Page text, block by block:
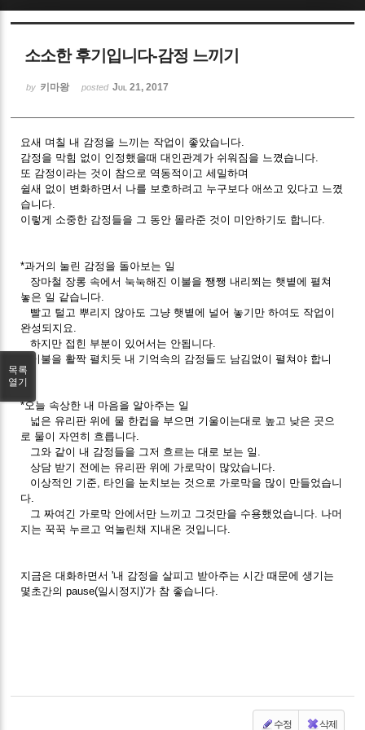
소소한 후기입니다-감정 느끼기
by 키마왕 posted Jul 21, 2017
요새 며칠 내 감정을 느끼는 작업이 좋았습니다.
감정을 막힘 없이 인정했을때 대인관계가 쉬워짐을 느꼈습니다.
또 감정이라는 것이 참으로 역동적이고 세밀하며
쉴새 없이 변화하면서 나를 보호하려고 누구보다 애쓰고 있다고 느꼈
습니다.
이렇게 소중한 감정들을 그 동안 몰라준 것이 미안하기도 합니다.
*과거의 눌린 감정을 돌아보는 일
장마철 장롱 속에서 눅눅해진 이불을 쨍쨍 내리쬐는 햇볕에 펼쳐
놓은 일 같습니다.
빨고 털고 뿌리지 않아도 그냥 햇볕에 널어 놓기만 하여도 작업이
완성되지요.
하지만 접힌 부분이 있어서는 안됩니다.
이불을 활짝 펼치듯 내 기억속의 감정들도 남김없이 펼쳐야 합니
다.
*오늘 속상한 내 마음을 알아주는 일
넓은 유리판 위에 물 한컵을 부으면 기울이는대로 높고 낮은 곳으
로 물이 자연히 흐릅니다.
그와 같이 내 감정들을 그저 흐르는 대로 보는 일.
상담 받기 전에는 유리판 위에 가로막이 많았습니다.
이상적인 기준, 타인을 눈치보는 것으로 가로막을 많이 만들었습니
다.
그 짜여긴 가로막 안에서만 느끼고 그것만을 수용했었습니다. 나머
지는 꾹꾹 누르고 억눌린채 지내온 것입니다.
지금은 대화하면서 '내 감정을 살피고 받아주는 시간 때문에 생기는
몇초간의 pause(일시정지)'가 참 좋습니다.
수정 삭제
목록
열기
Sketchbook5, 스케치북5
Sketchbook5, 스케치북5